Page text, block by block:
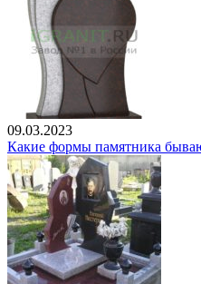
09.03.2023
Какие формы памятника